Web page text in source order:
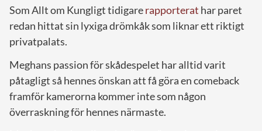
Som Allt om Kungligt tidigarerapporterat har paret
redan hittat sin lyxiga drömkåk som liknar ett riktigt
privatpalats.
Meghans passion för skådespelet har alltid varit
påtagligt så hennes önskan att få göra en comeback
framför kamerorna kommer inte som någon
överraskning för hennes närmaste.